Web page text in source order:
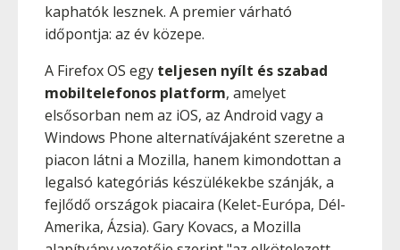
kaphatók lesznek. A premier várható
időpontja: az év közepe.
A Firefox OS egy teljesen nyílt és szabad
mobiltelefonos platform, amelyet
elsősorban nem az iOS, az Android vagy a
Windows Phone alternatívájaként szeretne a
piacon látni a Mozilla, hanem kimondottan a
legalsó kategóriás készülékekbe szánják, a
fejlődő országok piacaira (Kelet-Európa, Dél-
Amerika, Ázsia). Gary Kovacs, a Mozilla